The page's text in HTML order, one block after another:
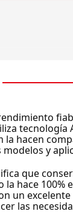
tecnología
la hacen
y
que
hace 100%
un
las